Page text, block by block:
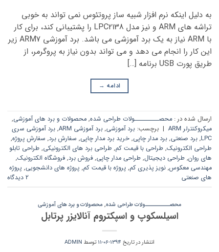
به دلیل اینکه نرم افزار شبیه ساز پروتئوس نمی تواند به خوبی
تراشه های ARM و نیز مدل LPC2138 را پشتیبانی کند، برای کار
با ARM نیاز به یک برد آموزشی می باشد. برد آموزشی ARM7 زیر
این کار را انجام می دهد و می تواند بدون نیاز به پروگرمر، از
طریق پورت USB برنامه […]
ادامه →
ارسال شده در : محصــــــــــولات طراحی شده, محصولات و برد های آموزشی,
میکروکنترلر ARM
| برچسب: برد آموزشی, برد آموزشی ARM , برد آموزشی سری
LPC
, برد صنعتی, برد مدار چاپی, خرید برد مدار چاپی, سفارش برد, سفارش پروژه,
طراحی الکترونیک, طراحی با قیمت کم, طراحی برد های الکترونیکی, طراحی تابلو
های روان, طراحی دیجیتال, طراحی مدار چاپی, فروش برد, فروشگاه الکترونیک,
مهندسی معکوس, نویز پذیری کم, پروژه با قیمت کم, پروژه های دانشجویی, پروژه
های صنعتی
2 دیدگاه
محصــــــــــولات طراحی شده,محصولات و برد های آموزشی
اسیلسکوپ و اسپکتروم آنالایزر پرتابل
انتشار در تاریخ 1394-06-11 توسط ADMIN